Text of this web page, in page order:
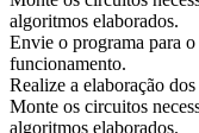
algoritmos elaborados.
Envie o programa para
funcionamento.
Realize a elaboração
Monte os circuitos
algoritmos elaborados.